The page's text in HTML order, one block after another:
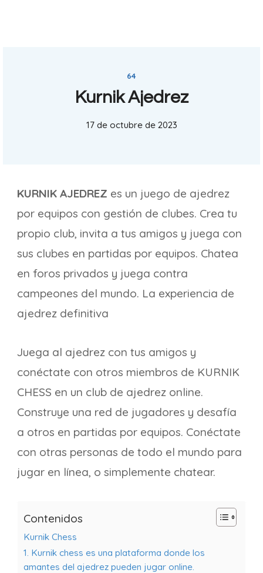
64
Kurnik Ajedrez
17 de octubre de 2023
KURNIK AJEDREZ es un juego de ajedrez
por equipos con gestión de clubes. Crea tu
propio club, invita a tus amigos y juega con
sus clubes en partidas por equipos. Chatea
en foros privados y juega contra
campeones del mundo. La experiencia de
ajedrez definitiva
Juega al ajedrez con tus amigos y
conéctate con otros miembros de KURNIK
CHESS en un club de ajedrez online.
Construye una red de jugadores y desafía
a otros en partidas por equipos. Conéctate
con otras personas de todo el mundo para
jugar en línea, o simplemente chatear.
Contenidos
Kurnik Chess
1. Kurnik chess es una plataforma donde los
amantes del ajedrez pueden jugar online.